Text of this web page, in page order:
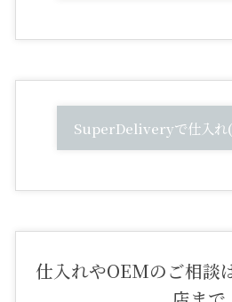
SuperDeliveryで仕入れ
仕入れやOEMのご相談